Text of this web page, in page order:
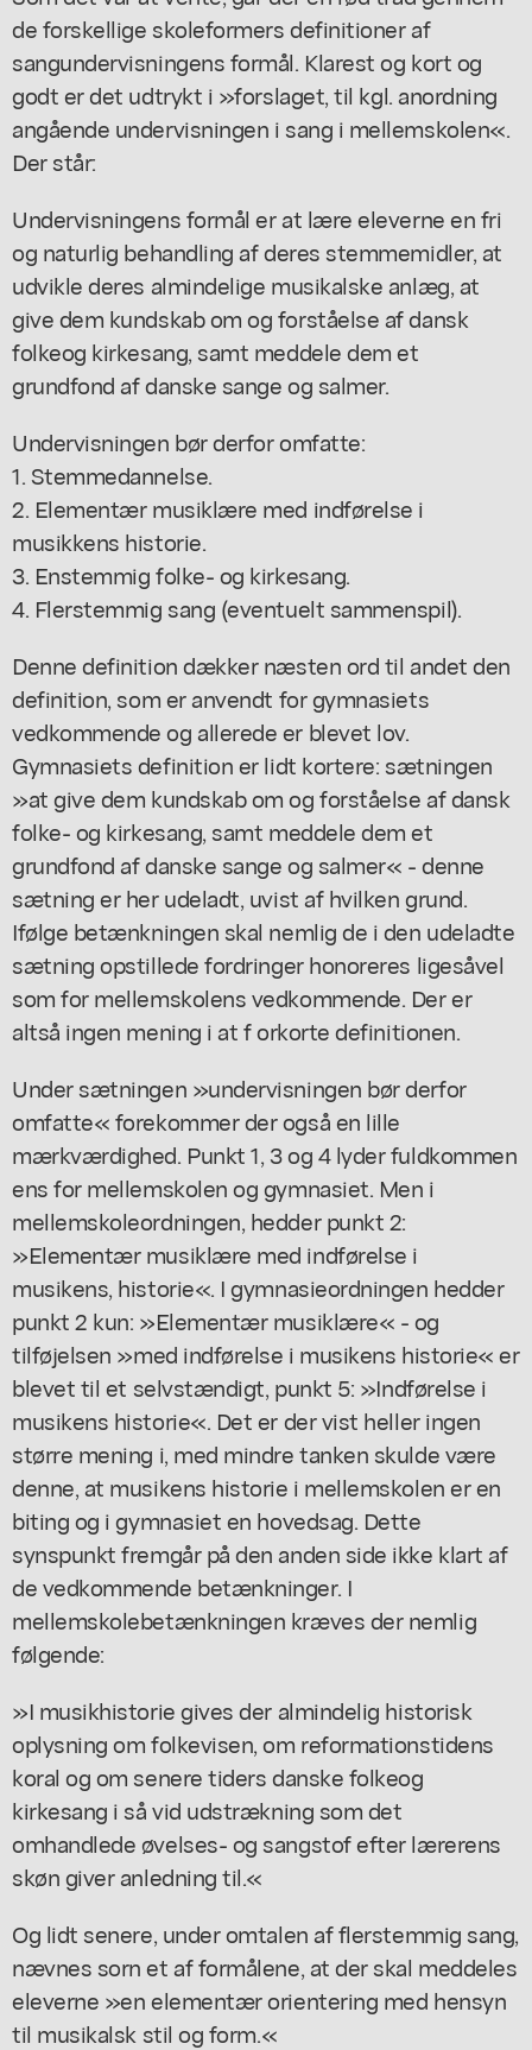
de forskellige skoleformers definitioner af
sangundervisningens formål. Klarest og kort og
godt er det udtrykt i »forslaget, til kgl. anordning
angående undervisningen i sang i mellemskolen«.
Der står:
Undervisningens formål er at lære eleverne en fri
og naturlig behandling af deres stemmemidler, at
udvikle deres almindelige musikalske anlæg, at
give dem kundskab om og forståelse af dansk
folkeog kirkesang, samt meddele dem et
grundfond af danske sange og salmer.
Undervisningen bør derfor omfatte:
1. Stemmedannelse.
2. Elementær musiklære med indførelse i
musikkens historie.
3. Enstemmig folke- og kirkesang.
4. Flerstemmig sang (eventuelt sammenspil).
Denne definition dækker næsten ord til andet den
definition, som er anvendt for gymnasiets
vedkommende og allerede er blevet lov.
Gymnasiets definition er lidt kortere: sætningen
»at give dem kundskab om og forståelse af dansk
folke- og kirkesang, samt meddele dem et
grundfond af danske sange og salmer« - denne
sætning er her udeladt, uvist af hvilken grund.
Ifølge betænkningen skal nemlig de i den udeladte
sætning opstillede fordringer honoreres ligesåvel
som for mellemskolens vedkommende. Der er
altså ingen mening i at f orkorte definitionen.
Under sætningen »undervisningen bør derfor
omfatte« forekommer der også en lille
mærkværdighed. Punkt 1, 3 og 4 lyder fuldkommen
ens for mellemskolen og gymnasiet. Men i
mellemskoleordningen, hedder punkt 2:
»Elementær musiklære med indførelse i
musikens, historie«. I gymnasieordningen hedder
punkt 2 kun: »Elementær musiklære« - og
tilføjelsen »med indførelse i musikens historie« er
blevet til et selvstændigt, punkt 5: »Indførelse i
musikens historie«. Det er der vist heller ingen
større mening i, med mindre tanken skulde være
denne, at musikens historie i mellemskolen er en
biting og i gymnasiet en hovedsag. Dette
synspunkt fremgår på den anden side ikke klart af
de vedkommende betænkninger. I
mellemskolebetænkningen kræves der nemlig
følgende:
»I musikhistorie gives der almindelig historisk
oplysning om folkevisen, om reformationstidens
koral og om senere tiders danske folkeog
kirkesang i så vid udstrækning som det
omhandlede øvelses- og sangstof efter lærerens
skøn giver anledning til.«
Og lidt senere, under omtalen af flerstemmig sang,
nævnes sorn et af formålene, at der skal meddeles
eleverne »en elementær orientering med hensyn
til musikalsk stil og form.«